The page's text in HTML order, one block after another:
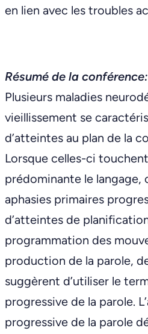
en lien avec les troubles
Résumé de la conférence:
Plusieurs maladies
vieillissement se
d’atteintes au plan de la
Lorsque celles-ci
prédominante le langage,
aphasies primaires
d’atteintes de
programmation des
production de la parole,
suggèrent d’utiliser le
progressive de la parole.
progressive de la parole